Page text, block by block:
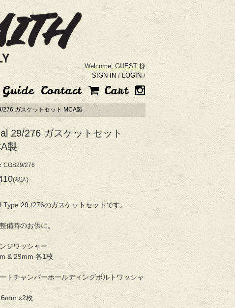
Welcome, GUEST 様
SIGN IN / LOGIN /
Guide Contact Cart
276 ガスケットセット MCA製
29/276 ガスケットセット
製
CGS29/276
(税込)
Type 29,/276のガスケットセットです。
備時のお供に。
ジワッシャー
& 29mm 各1枚
トチャンバーホールディングボルトワッシャ
x2枚